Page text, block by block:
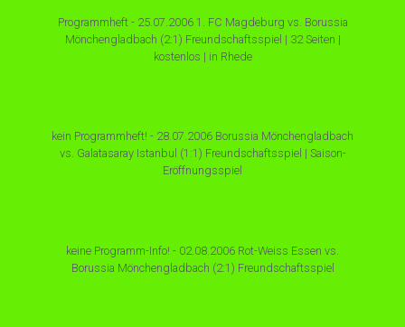
Programmheft - 25.07.2006 1. FC Magdeburg vs. Borussia
Mönchengladbach (2:1) Freundschaftsspiel | 32 Seiten |
kostenlos | in Rhede
kein Programmheft! - 28.07.2006 Borussia Mönchengladbach
vs. Galatasaray Istanbul (1:1) Freundschaftsspiel | Saison-
Eröffnungsspiel
keine Programm-Info! - 02.08.2006 Rot-Weiss Essen vs.
Borussia Mönchengladbach (2:1) Freundschaftsspiel